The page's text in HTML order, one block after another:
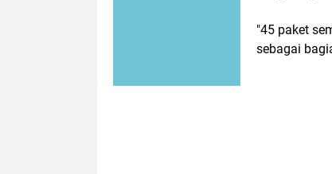
"45 paket
sebagai